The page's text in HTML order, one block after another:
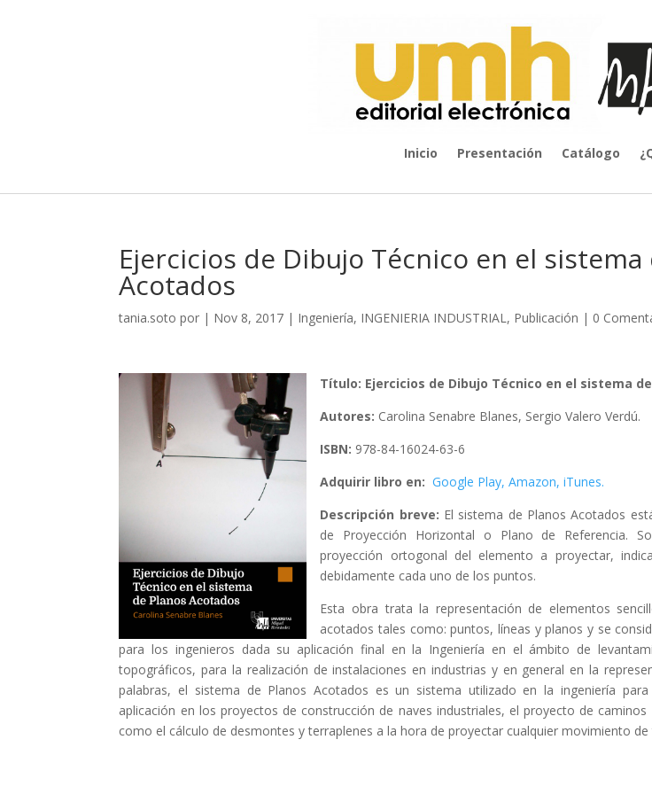
Inicio Presentación Catálogo
Ejercicios de Dibujo Técnico en el sistema
Acotados
tania.soto por | Nov 8, 2017 | Ingeniería, INGENIERIA INDUSTRIAL , Publicación | 0
Título: Ejercicios de Dibujo Técnico en el sistema
Autores: Carolina Senabre Blanes, Sergio Valero Verdú.
ISBN: 978-84-16024-63-6
Adquirir libro en: Google Play, Amazon, iTunes.
Descripción breve: El sistema de Planos Acotados
de Proyección Horizontal o Plano de Referencia.
proyección ortogonal del elemento a proyectar,
debidamente cada uno de los puntos.
Esta obra trata la representación de elementos
acotados tales como: puntos, líneas y planos y se
para los ingenieros dada su aplicación final en la Ingeniería en el ámbito de
topográficos, para la realización de instalaciones en industrias y en general en la
palabras, el sistema de Planos Acotados es un sistema utilizado en la ingeniería
aplicación en los proyectos de construcción de naves industriales, el proyecto de
como el cálculo de desmontes y terraplenes a la hora de proyectar cualquier movimiento de